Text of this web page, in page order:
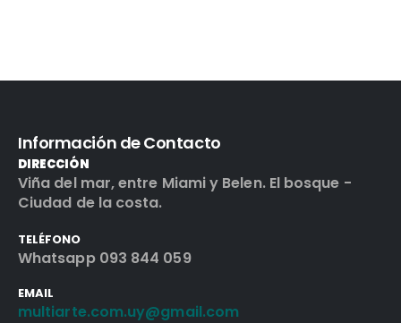
Información de Contacto
DIRECCIÓN
Viña del mar, entre Miami y Belen. El bosque -
Ciudad de la costa.
TELÉFONO
Whatsapp 093 844 059
EMAIL
multiarte.com.uy@gmail.com